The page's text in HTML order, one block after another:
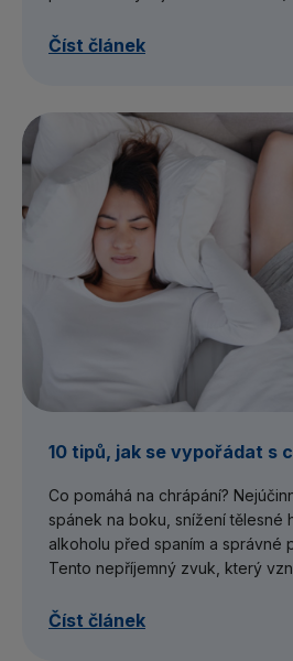
Číst článek
10 tipů, jak se vypořádat s
Co pomáhá na chrápání?
spánek na boku, snížení tělesné
alkoholu před spaním a správné
Tento nepříjemný zvuk, který
Číst článek